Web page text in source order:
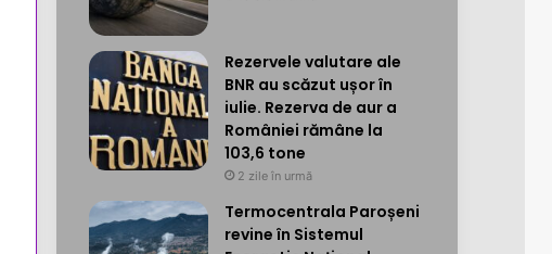
Rezervele valutare ale
BNR au scăzut ușor în
iulie. Rezerva de aur a
României rămâne la
103,6 tone
2 zile în urmă
Termocentrala Paroșeni
revine în Sistemul